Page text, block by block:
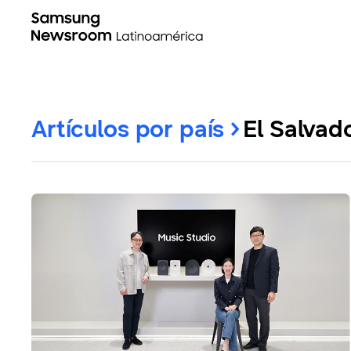
Artículos por país El